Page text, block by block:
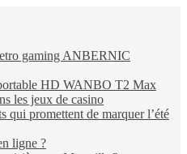
gaming ANBERNIC
HD WANBO T2 Max
les jeux de casino
qui promettent de marquer l’été
ligne ?